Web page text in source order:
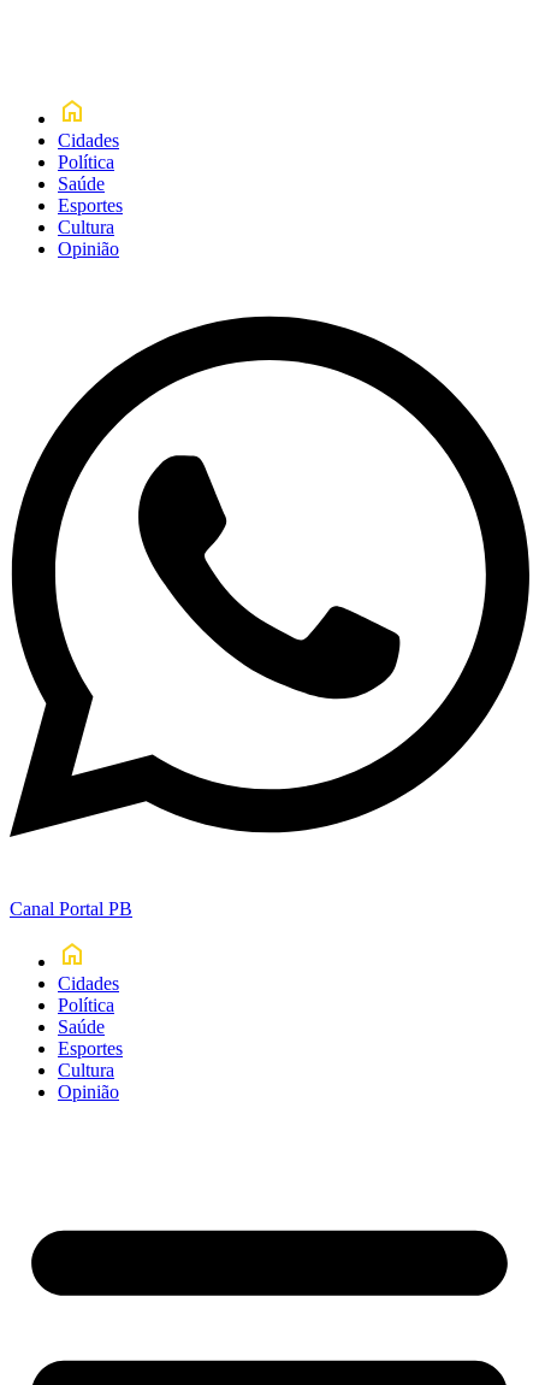
Cidades
Política
Saúde
Esportes
Cultura
Opinião
Canal Portal PB
Cidades
Política
Saúde
Esportes
Cultura
Opinião